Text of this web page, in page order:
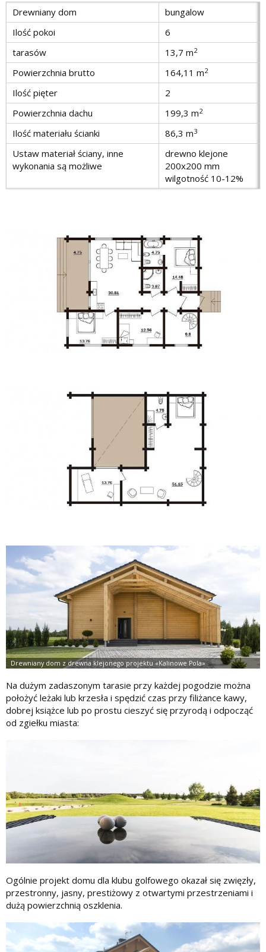
Drewniany dom
bungalow
Ilość pokoi
6
tarasów
13,7 m2
Powierzchnia brutto 164,11 m2
Ilość pięter
2
Powierzchnia dachu
199,3 m2
Ilość materiału ścianki 86,3 m3
Ustaw materiał ściany, inne
wykonania są możliwe
drewno klejone
200х200 mm
wilgotność 10-12%
Na dużym zadaszonym tarasie przy każdej pogodzie można
położyć leżaki lub krzesła i spędzić czas przy filiżance kawy,
dobrej książce lub po prostu cieszyć się przyrodą i odpocząć
od zgiełku miasta:
Ogólnie projekt domu dla klubu golfowego okazał się zwięzły,
przestronny, jasny, prestiżowy z otwartymi przestrzeniami i
dużą powierzchnią oszklenia.